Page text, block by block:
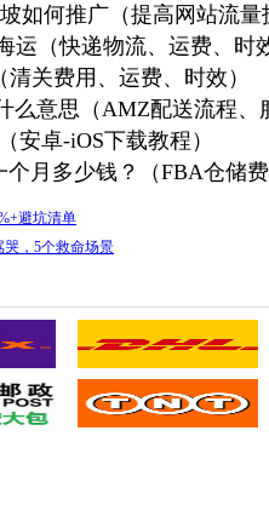
如何推广（提高网站流量
运（快递物流、运费、时
关费用、运费、时效）
么意思（AMZ配送流程、
安卓-iOS下载教程）
个月多少钱？（FBA仓储
避坑清单
，5个救命场景